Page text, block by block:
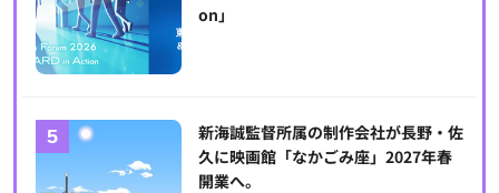
on」
新海誠監督所属の制作会社が長野・佐
久に映画館「なかごみ座」2027年春
開業へ。